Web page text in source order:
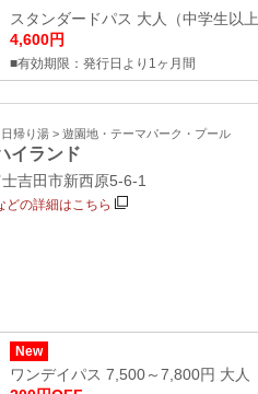
スタンダードパス 大人（中学生以
4,600円
■有効期限：発行日より1ヶ月間
帰り湯 > 遊園地・テーマパーク・プール
イランド
吉田市新西原5‐6‐1
どの詳細はこちら
New
ワンデイパス 7,500～7,800円 大人